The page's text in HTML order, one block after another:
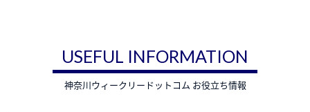
USEFUL INFORMATION
神奈川ウィークリードットコム お役立ち情報